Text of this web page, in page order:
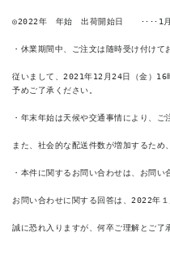
◎2022年　年始　出荷開始日　　････1
・休業期間中、ご注文は随時受け付け
従いまして、2021年12月24日（金）16
予めご了承ください。
・年末年始は天候や交通事情により、ご
また、社会的な配送件数が増加するた
・本件に関するお問い合わせは、お問い
お問い合わせに関する回答は、2022年
誠に恐れ入りますが、何卒ご理解とご了